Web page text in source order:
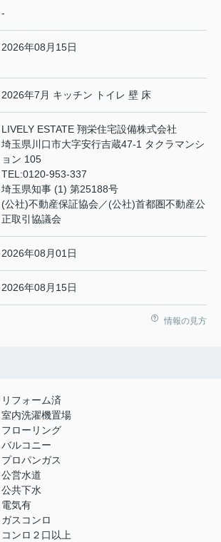
-
2026年08月15日
2026年7月 キッチン トイレ 壁 床
LIVELY ESTATE 翔栄住宅設備株式会社
埼玉県川口市大字安行吉蔵47-1 タクラマンシ
ョン 105
TEL:0120-953-337
埼玉県知事 (1) 第25188号
(公社)不動産保証協会／(公社)首都圏不動産公
正取引協議会
2026年08月01日
2026年08月15日
情報の見方
リフォーム済
室内洗濯機置場
フローリング
バルコニー
プロパンガス
公営水道
公共下水
電気有
ガスコンロ
コンロ２口以上